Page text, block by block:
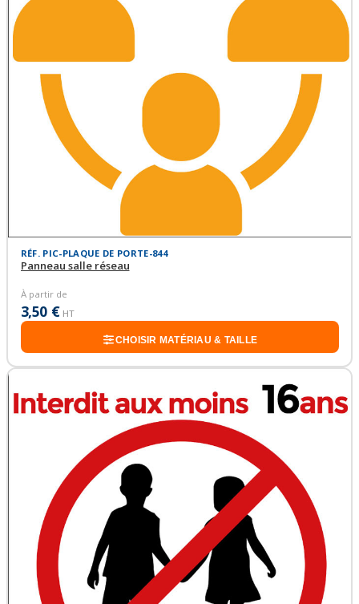
RÉF. PIC-PLAQUE DE PORTE-844
Panneau salle réseau
À partir de
3,50 € HT
CHOISIR MATÉRIAU & TAILLE